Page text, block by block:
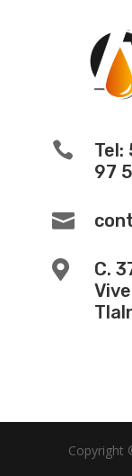

Tel:
97


C.
Copyright